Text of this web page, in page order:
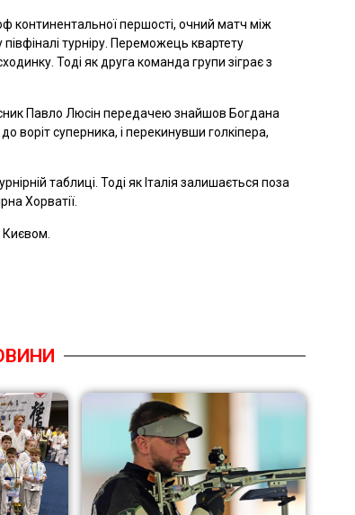
континентальної першості, очний матч між
турніру. Переможець квартету
Тоді як друга команда групи зіграє з
Павло Люсін передачею знайшов Богдана
воріт суперника, і перекинувши голкіпера,
таблиці. Тоді як Італія залишається поза
Хорватії.